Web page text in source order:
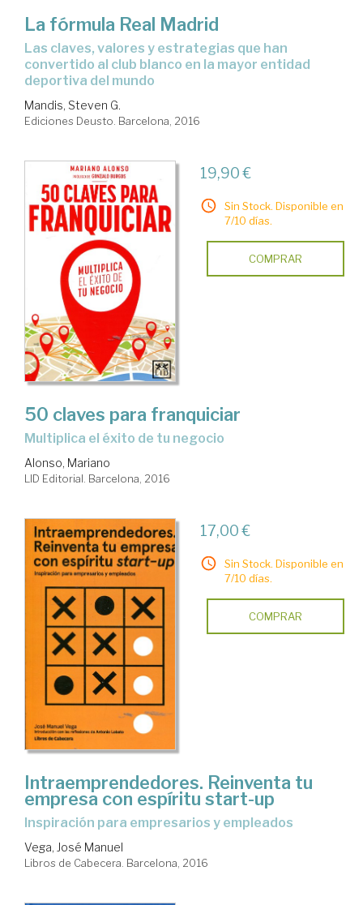
La fórmula Real Madrid
las claves, valores y estrategias que han
convertido al club blanco en la mayor entidad
deportiva del mundo
Mandis, Steven G.
Ediciones Deusto. Barcelona, 2016
19,90 €
Sin Stock. Disponible en
7/10 días.
COMPRAR
50 claves para franquiciar
multiplica el éxito de tu negocio
Alonso, Mariano
LID Editorial. Barcelona, 2016
17,00 €
Sin Stock. Disponible en
7/10 días.
COMPRAR
Intraemprendedores. Reinventa tu
empresa con espíritu start-up
inspiración para empresarios y empleados
Vega, José Manuel
Libros de Cabecera. Barcelona, 2016